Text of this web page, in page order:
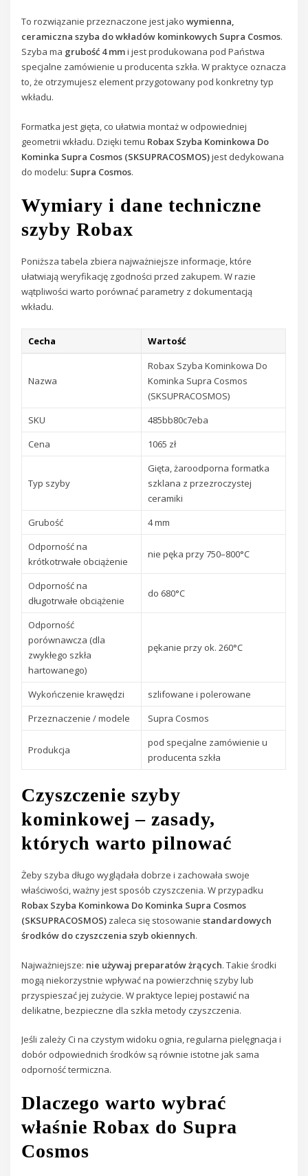
To rozwiązanie przeznaczone jest jakowymienna,
ceramiczna szyba do wkładów kominkowych Supra Cosmos.
Szyba ma grubość 4 mmi jest produkowana pod Państwa
specjalne zamówienie u producenta szkła. W praktyce oznacza
to, że otrzymujesz element przygotowany pod konkretny typ
wkładu.
Formatka jest gięta, co ułatwia montaż w odpowiedniej
geometrii wkładu. Dzięki temu Robax Szyba Kominkowa Do
Kominka Supra Cosmos (SKSUPRACOSMOS)jest dedykowana
do modelu: Supra Cosmos.
Wymiary i dane techniczne
szyby Robax
Poniższa tabela zbiera najważniejsze informacje, które
ułatwiają weryfikację zgodności przed zakupem. W razie
wątpliwości warto porównać parametry z dokumentacją
wkładu.
Cecha Wartość
Nazwa
Robax Szyba Kominkowa Do
Kominka Supra Cosmos
(SKSUPRACOSMOS)
SKU
485bb80c7eba
Cena
1065 zł
Typ szyby
Gięta, żaroodporna formatka
szklana z przezroczystej
ceramiki
Grubość
4 mm
Odporność na
krótkotrwałe obciążenie
nie pęka przy 750–800°C
Odporność na
długotrwałe obciążenie
do 680°C
Odporność
porównawcza (dla
zwykłego szkła
hartowanego)
pękanie przy ok. 260°C
Wykończenie krawędzi
szlifowane i polerowane
Przeznaczenie / modele
Supra Cosmos
Produkcja
pod specjalne zamówienie u
producenta szkła
Czyszczenie szyby
kominkowej – zasady,
których warto pilnować
Żeby szyba długo wyglądała dobrze i zachowała swoje
właściwości, ważny jest sposób czyszczenia. W przypadku
Robax Szyba Kominkowa Do Kominka Supra Cosmos
(SKSUPRACOSMOS) zaleca się stosowaniestandardowych
środków do czyszczenia szyb okiennych.
Najważniejsze: nie używaj preparatów żrących. Takie środki
mogą niekorzystnie wpływać na powierzchnię szyby lub
przyspieszać jej zużycie. W praktyce lepiej postawić na
delikatne, bezpieczne dla szkła metody czyszczenia.
Jeśli zależy Ci na czystym widoku ognia, regularna pielęgnacja i
dobór odpowiednich środków są równie istotne jak sama
odporność termiczna.
Dlaczego warto wybrać
właśnie Robax do Supra
Cosmos